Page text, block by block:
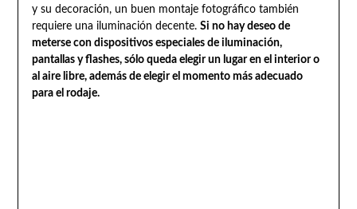
y su decoración, un buen montaje fotográfico también
requiere una iluminación decente. Si no hay deseo de
meterse con dispositivos especiales de iluminación,
pantallas y flashes, sólo queda elegir un lugar en el interior o
al aire libre, además de elegir el momento más adecuado
para el rodaje.